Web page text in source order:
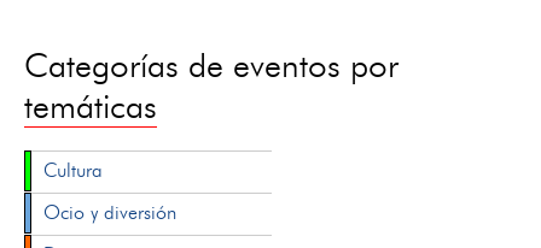
Categorías de eventos por
temáticas
Cultura
Ocio y diversión